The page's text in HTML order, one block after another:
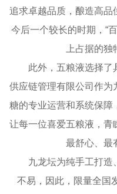
追求卓越品质，酿造高品
今后一个较长的时期，“
上占据的独
此外，五粮液选择了
供应链管理有限公司作为
糖的专业运营和系统保障
让每一位喜爱五粮液，青
最舒心、最
九龙坛为纯手工打造
不易，因此，限量全国